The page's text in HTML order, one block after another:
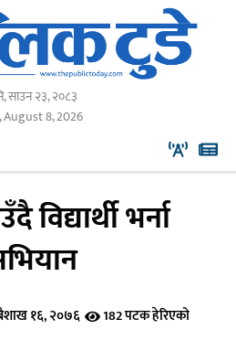
साउन २३, २०८३
August 8, 2026
विद्यार्थी भर्ना
१६, २०७६ 182 पटक हेरिएको